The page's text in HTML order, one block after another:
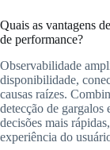
Quais as vantagens
de performance?
Observabilidade
disponibilidade,
causas raízes.
detecção de
decisões mais
experiência do